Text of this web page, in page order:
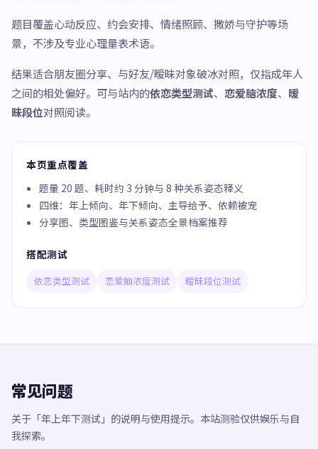
题目覆盖心动反应、约会安排、情绪照顾、撒娇与守护等场
景，不涉及专业心理量表术语。
结果适合朋友圈分享、与好友/暧昧对象破冰对照，仅指成年人
之间的相处偏好。可与站内的依恋类型测试、 恋爱脑浓度、 暧
昧段位对照阅读。
本页重点覆盖
题量 20 题、耗时约 3 分钟与 8 种关系姿态释义
四维：年上倾向、年下倾向、主导给予、依赖被宠
分享图、类型图鉴与关系姿态全景档案推荐
搭配测试
依恋类型测试 恋爱脑浓度测试 暧昧段位测试
常见问题
关于「年上年下测试」的说明与使用提示。本站测验仅供娱乐与自
我探索。